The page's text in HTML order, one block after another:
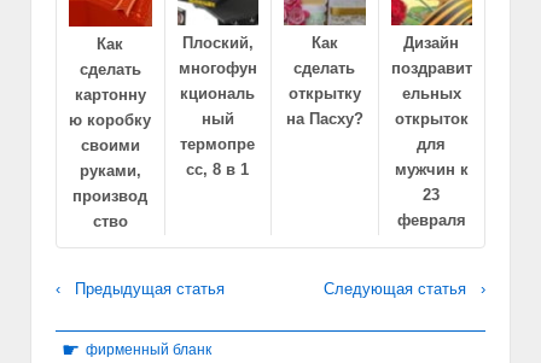
Как
сделать
картонну
ю коробку
своими
руками,
производ
ство
Плоский,
многофун
кциональ
ный
термопре
сс, 8 в 1
Как
сделать
открытку
на Пасху?
Дизайн
поздравит
ельных
открыток
для
мужчин к
23
февраля
‹ Предыдущая статья Следующая статья ›
☛ фирменный бланк